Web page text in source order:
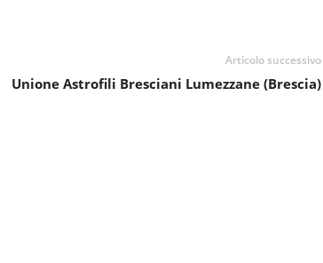
Articolo successivo
Unione Astrofili Bresciani Lumezzane (Brescia)